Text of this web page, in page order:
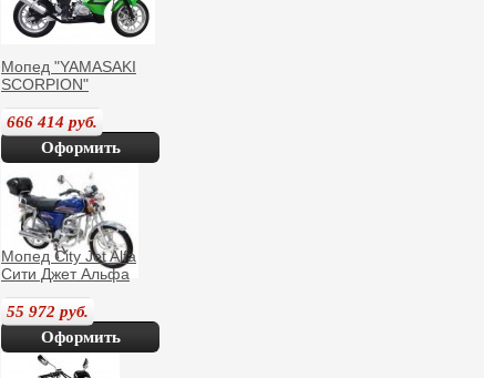
Мопед "YAMASAKI
SCORPION"
666 414 руб.
Оформить
покупку
Мопед City Jet Alfa
Сити Джет Альфа
55 972 руб.
Оформить
покупку